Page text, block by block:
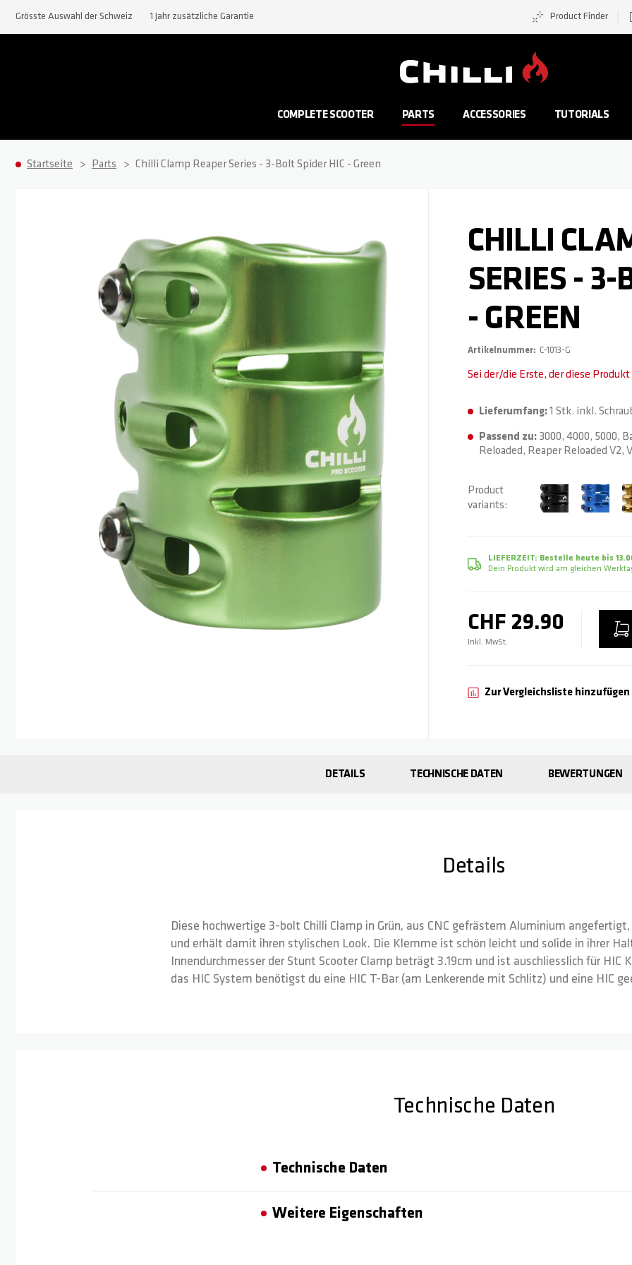
Grösste Auswahl der Schweiz 1 Jahr zusätzliche Garantie Product Finder
COMPLETE SCOOTER PARTS ACCESSORIES TUTORIALS
Startseite Parts Chilli Clamp Reaper Series - 3-Bolt Spider HIC - Green
CHILLI
SERIES - 3-
- GREEN
Artikelnummer C-1013-G
Sei der/die Erste, der diese
Lieferumfang:1 Stk. inkl.
Passend zu: 3000, 4000, 5000,
Reloaded, Reaper Reloaded V2,
Product
variants
LIEFERZEIT: Bestelle heute bis
Dein Produkt wird am gleichen
CHF 29.90
Inkl. MwSt.
Zur Vergleichsliste hinzufügen
DETAILS TECHNISCHE DATEN BEWERTUNGEN
Details
Diese hochwertige 3-bolt Chilli Clamp in Grün, aus CNC gefrästem Aluminium
und erhält damit ihren stylischen Look. Die Klemme ist schön leicht und solide in ihrer
Innendurchmesser der Stunt Scooter Clamp beträgt 3.19cm und ist auschliesslich für HIC
das HIC System benötigst du eine HIC T-Bar (am Lenkerende mit Schlitz) und eine HIC
Technische Daten
Technische Daten
Weitere Eigenschaften